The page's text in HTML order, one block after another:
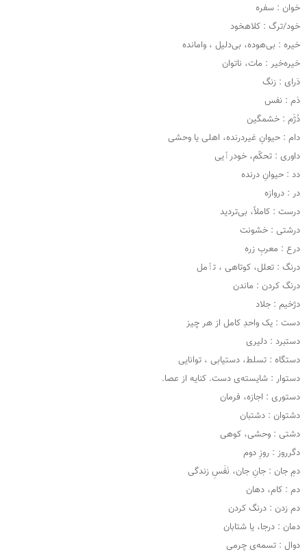
خوان : سفره
خود/ترگ : کلاهخود
خیره : بی‌هوده، بی‌دلیل ، وامانده
خیره‌خیر : مات، ناتوان
دَرای : زنگ
دَم : نفس
دُژَم : خشمگین
دام : حیوانِ غیردرنده، اهلی یا وحشی
داوری : تحکّم، خودرٲیی
دد : حیوانِ درنده
در : دروازه
درست : کاملاً، بی‌تردید
درشتی : خشونت
درع : معربِ زره
درنگ : تعلل، کوتاهی ، تٲمل
درنگ کردن : ماندن
دژخیم : جلاد
دست : یک واحدِ کامل از هر چیز
دستبرد : دلیری
دستگاه : تسلط، دستیابی ، توانایی
دستوار : شایسته‌ی دست. کنایه از عصا.
دستوری : اجازه، فرمان
دشتوان : دشتبان
دشتی : وحشی، کوهی
دگرروز : روزِ دوم
دمِ جان : جانِ جان، نَفَسِ زندگی
دم : کام، دهان
دم زدن : درنگ کردن
دمان : درجا، یا شتابان
دوال : تسمه‌ی چرمی